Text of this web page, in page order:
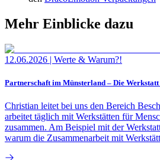
Mehr Einblicke dazu
12.06.2026 | Werte & Warum?!
Partnerschaft im Münsterland – Die
Christian leitet bei uns den Bereich
arbeitet täglich mit Werkstätten für
zusammen. Am Beispiel mit der
warum die Zusammenarbeit mit